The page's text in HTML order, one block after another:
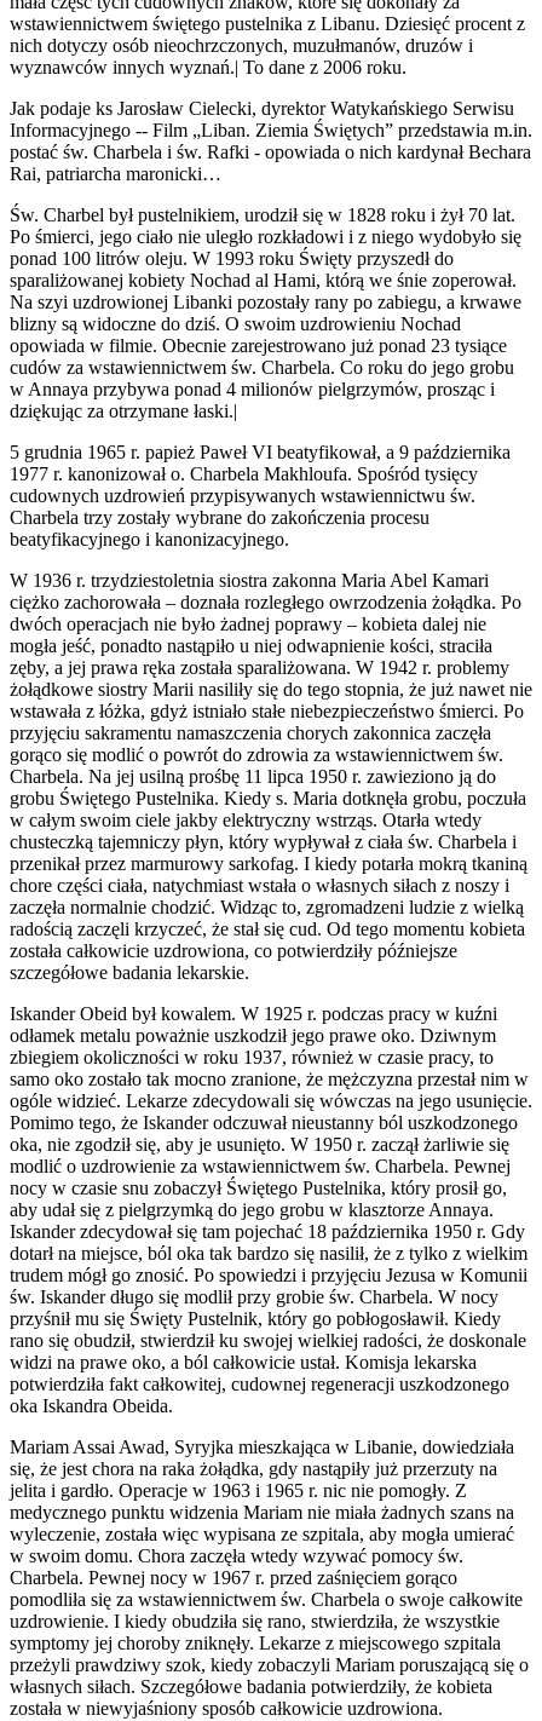
wstawiennictwem świętego pustelnika z Libanu. Dziesięć procent z
nich dotyczy osób nieochrzczonych, muzułmanów, druzów i
wyznawców innych wyznań.| To dane z 2006 roku.
Jak podaje ks Jarosław Cielecki, dyrektor Watykańskiego Serwisu
Informacyjnego -- Film „Liban. Ziemia Świętych” przedstawia m.in.
postać św. Charbela i św. Rafki - opowiada o nich kardynał Bechara
Rai, patriarcha maronicki…
Św. Charbel był pustelnikiem, urodził się w 1828 roku i żył 70 lat.
Po śmierci, jego ciało nie uległo rozkładowi i z niego wydobyło się
ponad 100 litrów oleju. W 1993 roku Święty przyszedł do
sparaliżowanej kobiety Nochad al Hami, którą we śnie zoperował.
Na szyi uzdrowionej Libanki pozostały rany po zabiegu, a krwawe
blizny są widoczne do dziś. O swoim uzdrowieniu Nochad
opowiada w filmie. Obecnie zarejestrowano już ponad 23 tysiące
cudów za wstawiennictwem św. Charbela. Co roku do jego grobu
w Annaya przybywa ponad 4 milionów pielgrzymów, prosząc i
dziękując za otrzymane łaski.|
5 grudnia 1965 r. papież Paweł VI beatyfikował, a 9 października
1977 r. kanonizował o. Charbela Makhloufa. Spośród tysięcy
cudownych uzdrowień przypisywanych wstawiennictwu św.
Charbela trzy zostały wybrane do zakończenia procesu
beatyfikacyjnego i kanonizacyjnego.
W 1936 r. trzydziestoletnia siostra zakonna Maria Abel Kamari
ciężko zachorowała – doznała rozległego owrzodzenia żołądka. Po
dwóch operacjach nie było żadnej poprawy – kobieta dalej nie
mogła jeść, ponadto nastąpiło u niej odwapnienie kości, straciła
zęby, a jej prawa ręka została sparaliżowana. W 1942 r. problemy
żołądkowe siostry Marii nasiliły się do tego stopnia, że już nawet nie
wstawała z łóżka, gdyż istniało stałe niebezpieczeństwo śmierci. Po
przyjęciu sakramentu namaszczenia chorych zakonnica zaczęła
gorąco się modlić o powrót do zdrowia za wstawiennictwem św.
Charbela. Na jej usilną prośbę 11 lipca 1950 r. zawieziono ją do
grobu Świętego Pustelnika. Kiedy s. Maria dotknęła grobu, poczuła
w całym swoim ciele jakby elektryczny wstrząs. Otarła wtedy
chusteczką tajemniczy płyn, który wypływał z ciała św. Charbela i
przenikał przez marmurowy sarkofag. I kiedy potarła mokrą tkaniną
chore części ciała, natychmiast wstała o własnych siłach z noszy i
zaczęła normalnie chodzić. Widząc to, zgromadzeni ludzie z wielką
radością zaczęli krzyczeć, że stał się cud. Od tego momentu kobieta
została całkowicie uzdrowiona, co potwierdziły późniejsze
szczegółowe badania lekarskie.
Iskander Obeid był kowalem. W 1925 r. podczas pracy w kuźni
odłamek metalu poważnie uszkodził jego prawe oko. Dziwnym
zbiegiem okoliczności w roku 1937, również w czasie pracy, to
samo oko zostało tak mocno zranione, że mężczyzna przestał nim w
ogóle widzieć. Lekarze zdecydowali się wówczas na jego usunięcie.
Pomimo tego, że Iskander odczuwał nieustanny ból uszkodzonego
oka, nie zgodził się, aby je usunięto. W 1950 r. zaczął żarliwie się
modlić o uzdrowienie za wstawiennictwem św. Charbela. Pewnej
nocy w czasie snu zobaczył Świętego Pustelnika, który prosił go,
aby udał się z pielgrzymką do jego grobu w klasztorze Annaya.
Iskander zdecydował się tam pojechać 18 października 1950 r. Gdy
dotarł na miejsce, ból oka tak bardzo się nasilił, że z tylko z wielkim
trudem mógł go znosić. Po spowiedzi i przyjęciu Jezusa w Komunii
św. Iskander długo się modlił przy grobie św. Charbela. W nocy
przyśnił mu się Święty Pustelnik, który go pobłogosławił. Kiedy
rano się obudził, stwierdził ku swojej wielkiej radości, że doskonale
widzi na prawe oko, a ból całkowicie ustał. Komisja lekarska
potwierdziła fakt całkowitej, cudownej regeneracji uszkodzonego
oka Iskandra Obeida.
Mariam Assai Awad, Syryjka mieszkająca w Libanie, dowiedziała
się, że jest chora na raka żołądka, gdy nastąpiły już przerzuty na
jelita i gardło. Operacje w 1963 i 1965 r. nic nie pomogły. Z
medycznego punktu widzenia Mariam nie miała żadnych szans na
wyleczenie, została więc wypisana ze szpitala, aby mogła umierać
w swoim domu. Chora zaczęła wtedy wzywać pomocy św.
Charbela. Pewnej nocy w 1967 r. przed zaśnięciem gorąco
pomodliła się za wstawiennictwem św. Charbela o swoje całkowite
uzdrowienie. I kiedy obudziła się rano, stwierdziła, że wszystkie
symptomy jej choroby zniknęły. Lekarze z miejscowego szpitala
przeżyli prawdziwy szok, kiedy zobaczyli Mariam poruszającą się o
własnych siłach. Szczegółowe badania potwierdziły, że kobieta
została w niewyjaśniony sposób całkowicie uzdrowiona.